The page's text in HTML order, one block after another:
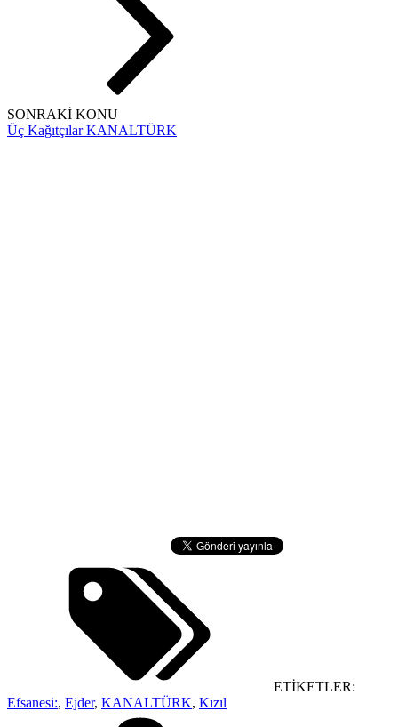
SONRAKİ KONU
Üç Kağıtçılar KANALTÜRK
ETİKETLER:
Efsanesi:, Ejder, KANALTÜRK, Kızıl